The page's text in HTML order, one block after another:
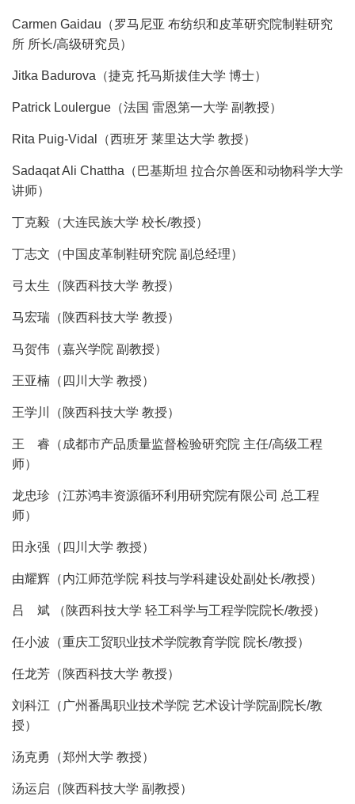
Carmen Gaidau（罗马尼亚 布纺织和皮革研究院制鞋研究
所 所长/高级研究员）
Jitka Badurova（捷克 托马斯拔佳大学 博士）
Patrick Loulergue（法国 雷恩第一大学 副教授）
Rita Puig-Vidal（西班牙 莱里达大学 教授）
Sadaqat Ali Chattha（巴基斯坦 拉合尔兽医和动物科学大学
讲师）
丁克毅（大连民族大学 校长/教授）
丁志文（中国皮革制鞋研究院 副总经理）
弓太生（陕西科技大学 教授）
马宏瑞（陕西科技大学 教授）
马贺伟（嘉兴学院 副教授）
王亚楠（四川大学 教授）
王学川（陕西科技大学 教授）
王 睿（成都市产品质量监督检验研究院 主任/高级工程
师）
龙忠珍（江苏鸿丰资源循环利用研究院有限公司 总工程
师）
田永强（四川大学 教授）
由耀辉（内江师范学院 科技与学科建设处副处长/教授）
吕 斌 （陕西科技大学 轻工科学与工程学院院长/教授）
任小波（重庆工贸职业技术学院教育学院 院长/教授）
任龙芳（陕西科技大学 教授）
刘科江（广州番禺职业技术学院 艺术设计学院副院长/教
授）
汤克勇（郑州大学 教授）
汤运启（陕西科技大学 副教授）